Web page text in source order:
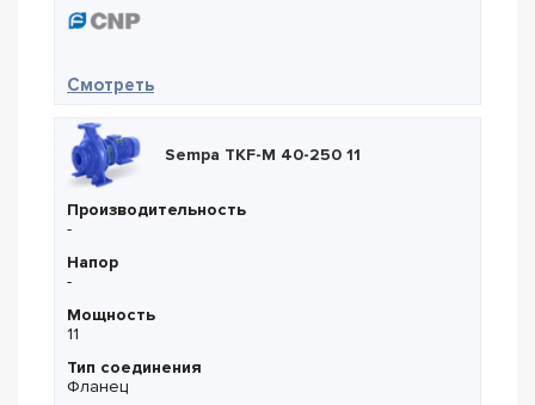
Смотреть— CNP ZS 65-40-125/2.2 AISI 316L
Sempa TKF-M 40-250 11
Производительность
-
Напор
-
Мощность
11
Тип соединения
Фланец